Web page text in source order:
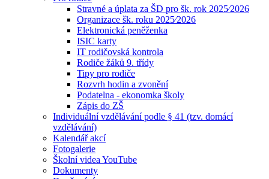
Stravné a úplata za ŠD pro šk. rok 2025⁄2026
Organizace šk. roku 2025⁄2026
Elektronická peněženka
ISIC karty
IT rodičovská kontrola
Rodiče žáků 9. třídy
Tipy pro rodiče
Rozvrh hodin a zvonění
Podatelna - ekonomka školy
Zápis do ZŠ
Individuální vzdělávání podle § 41 (tzv. domácí
vzdělávání)
Kalendář akcí
Fotogalerie
Školní videa YouTube
Dokumenty